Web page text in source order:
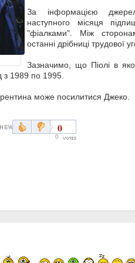
За інформацією
наступного місяця
"фіалками". Між
останні дрібниці трудової
Зазначимо, що Піолі в
з 1989 по 1995.
може посилитися Джеко.
0
0